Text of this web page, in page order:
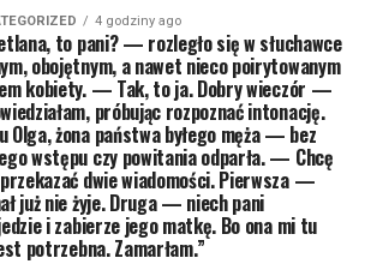
4 godziny ago
to pani? — rozległo się w słuchawce
obojętnym, a nawet nieco poirytowanym
kobiety. — Tak, to ja. Dobry wieczór —
próbując rozpoznać intonację.
żona państwa byłego męża — bez
wstępu czy powitania odparła. — Chcę
dwie wiadomości. Pierwsza —
już nie żyje. Druga — niech pani
i zabierze jego matkę. Bo ona mi tu
potrzebna. Zamarłam.”